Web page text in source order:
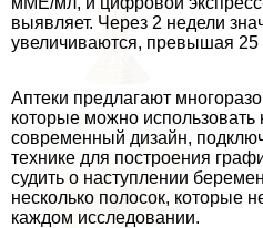
выявляет. Через 2 недели
увеличиваются, превышая
Аптеки предлагают
которые можно
современный дизайн,
технике для построения
судить о наступлении
несколько полосок, которые
каждом исследовании.